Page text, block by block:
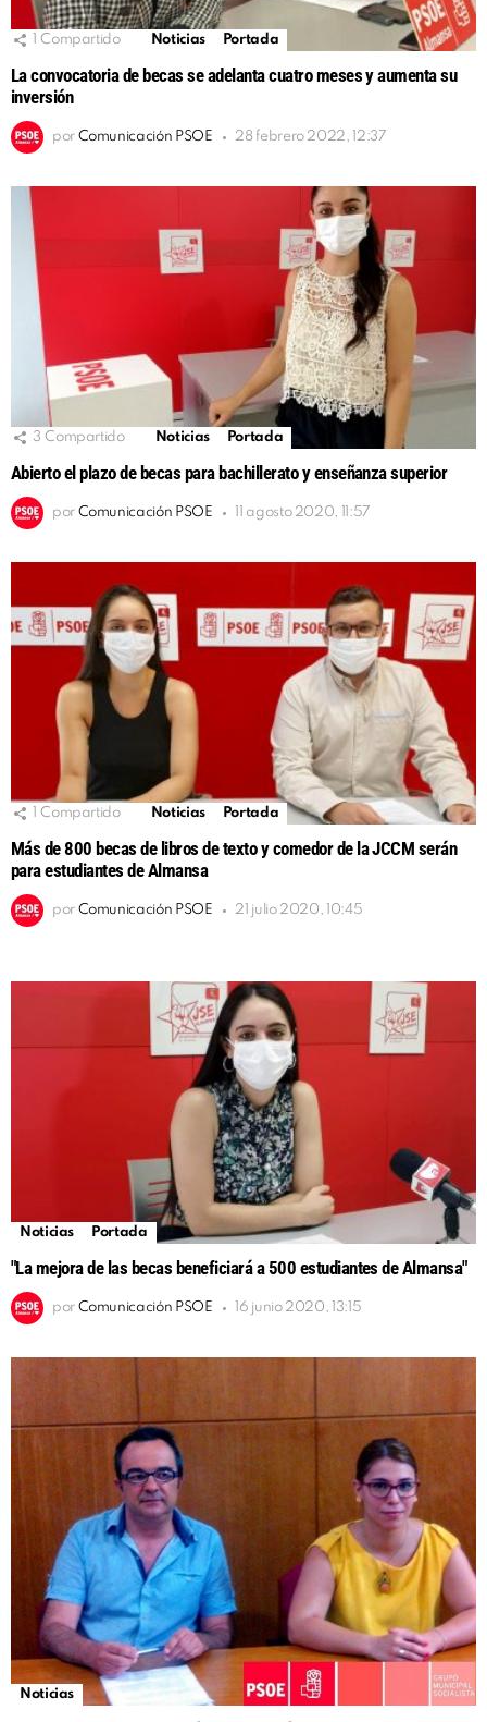
Compartido Noticias Portada
La convocatoria de becas se adelanta cuatro meses y aumenta su
inversión
por Comunicación PSOE 28 febrero 2022, 12:37
3 Compartido Noticias Portada
Abierto el plazo de becas para bachillerato y enseñanza superior
por Comunicación PSOE 11 agosto 2020, 11:57
Compartido Noticias Portada
Más de 800 becas de libros de texto y comedor de la JCCM serán
para estudiantes de Almansa
por Comunicación PSOE 21 julio 2020, 10:45
Noticias Portada
"La mejora de las becas beneficiará a 500 estudiantes de Almansa"
por Comunicación PSOE 16 junio 2020, 13:15
Noticias